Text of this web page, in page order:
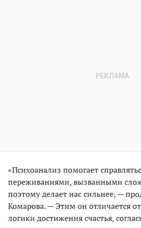
«Психоанализ помогает
переживаниями, вызванными
поэтому делает нас сильнее, —
Комарова. — Этим он отличается
логики достижения счастья,